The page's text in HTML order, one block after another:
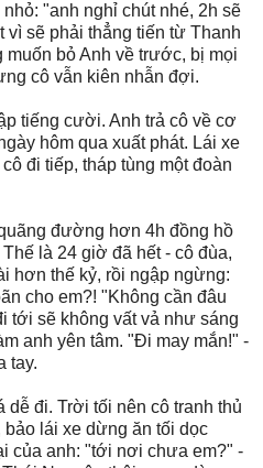
"anh nghỉ chút nhé, 2h sẽ
vì sẽ phải thẳng tiến từ Thanh
muốn bỏ Anh về trước, bị mọi
cô vẫn kiên nhẫn đợi.
tiếng cười. Anh trả cô về cơ
hôm qua xuất phát. Lái xe
đi tiếp, tháp tùng một đoàn
đường hơn 4h đồng hồ
là 24 giờ đã hết - cô đùa,
hơn thế kỷ, rồi ngập ngừng:
cho em?! "Không cần đâu
tới sẽ không vất vả như sáng
anh yên tâm. "Đi may mắn!" -
tay.
đi. Trời tối nên cô tranh thủ
lái xe dừng ăn tối dọc
của anh: "tới nơi chưa em?" -